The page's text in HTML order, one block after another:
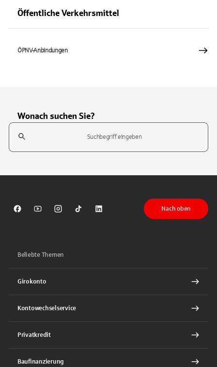
Öffentliche Verkehrsmittel
ÖPNV-Anbindungen
Wonach suchen Sie?
Suchfeld
Sparkasse auf Facebook
Sparkasse auf Youtube
Sparkasse auf Instagram
Sparkasse auf TikTok
Sparkasse auf LinkedIn
Nach oben
Beliebte Themen
Girokonto
Kontowechselservice
Privatkredit
Baufinanzierung